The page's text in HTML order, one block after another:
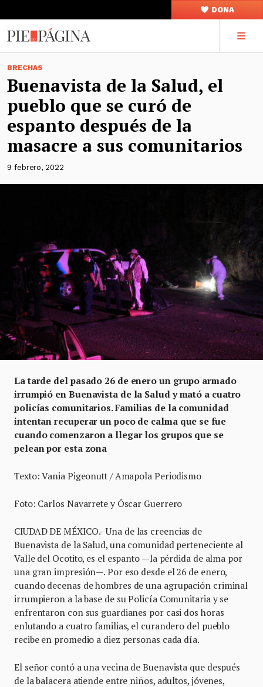
DONA
BRECHAS
Buenavista de la Salud, el
pueblo que se curó de
espanto después de la
masacre a sus comunitarios
9 febrero, 2022
La tarde del pasado 26 de enero un grupo armado
irrumpió en Buenavista de la Salud y mató a cuatro
policías comunitarios. Familias de la comunidad
intentan recuperar un poco de calma que se fue
cuando comenzaron a llegar los grupos que se
pelean por esta zona
Texto: Vania Pigeonutt / Amapola Periodismo
Foto: Carlos Navarrete y Óscar Guerrero
CIUDAD DE MÉXICO.- Una de las creencias de
Buenavista de la Salud, una comunidad perteneciente al
Valle del Ocotito, es el espanto —la pérdida de alma por
una gran impresión—. Por eso desde el 26 de enero,
cuando decenas de hombres de una agrupación criminal
irrumpieron a la base de su Policía Comunitaria y se
enfrentaron con sus guardianes por casi dos horas
enlutando a cuatro familias, el curandero del pueblo
recibe en promedio a diez personas cada día.
El señor contó a una vecina de Buenavista que después
de la balacera atiende entre niños, adultos, jóvenes,